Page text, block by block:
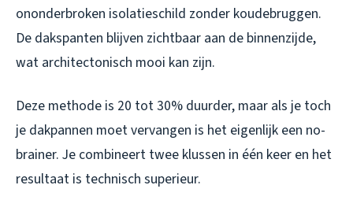
ononderbroken isolatieschild zonder koudebruggen.
De dakspanten blijven zichtbaar aan de binnenzijde,
wat architectonisch mooi kan zijn.
Deze methode is 20 tot 30% duurder, maar als je toch
je dakpannen moet vervangen is het eigenlijk een no-
brainer. Je combineert twee klussen in één keer en het
resultaat is technisch superieur.